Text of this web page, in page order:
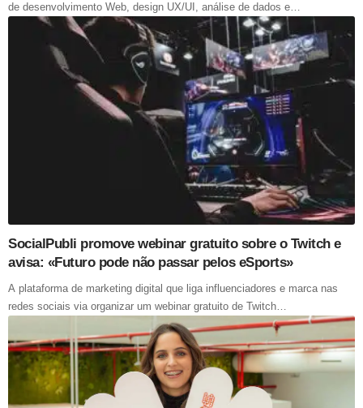
de desenvolvimento Web, design UX/UI, análise de dados e…
SocialPubli promove webinar gratuito sobre o Twitch e
avisa: «Futuro pode não passar pelos eSports»
A plataforma de marketing digital que liga influenciadores e marca nas
redes sociais via organizar um webinar gratuito de Twitch…